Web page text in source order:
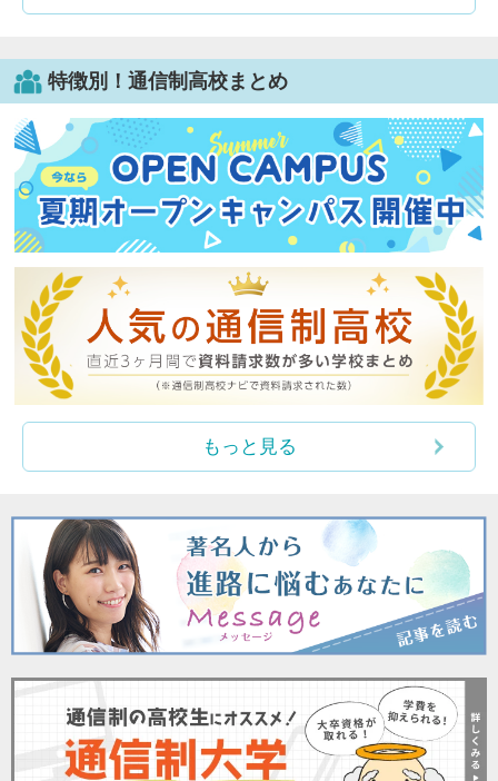
特徴別！通信制高校まとめ
もっと見る